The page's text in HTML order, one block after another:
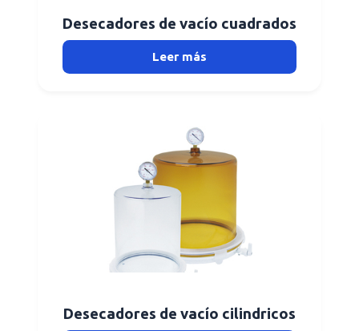
Desecadores de vacío cuadrados
Leer más
Desecadores de vacío cilindricos